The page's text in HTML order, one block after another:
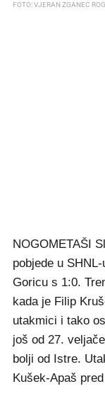
FOTO: VJERAN ZGANEC
NOGOMETAŠI
pobjede u
Goricu s 1:0.
kada je Filip
utakmici i tako
još od 27.
bolji od Istre.
Kušek-Apaš